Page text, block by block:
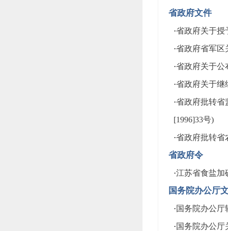
省政府文件
·省政府关于授
·省政府省军区
·省政府关于公
·省政府关于继
·省政府批转省
[1996]33号)
·省政府批转省
省政府令
·江苏省食盐加
国务院办公厅
·国务院办公厅
·国务院办公厅